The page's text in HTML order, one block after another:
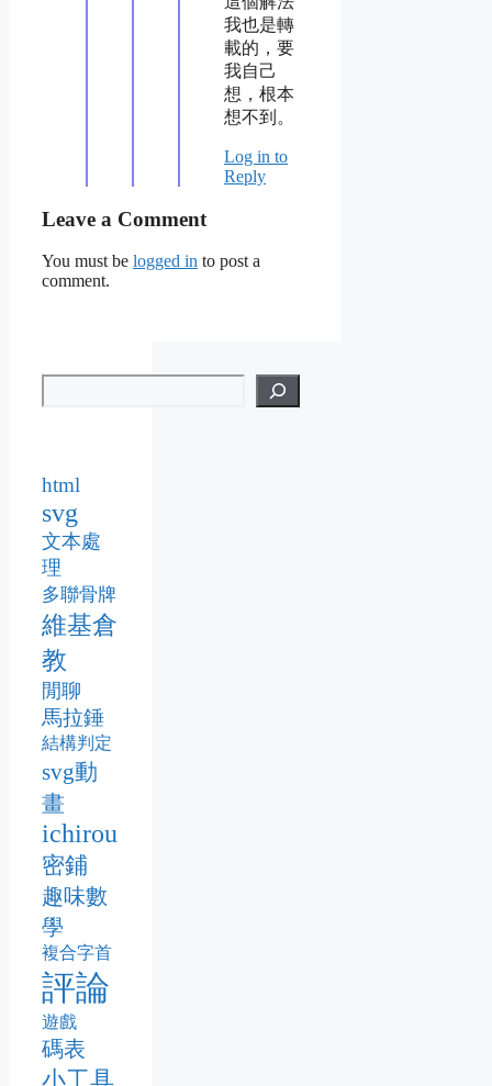
我也是轉
載的，要
我自己
想，根本
想不到。
Log in to
Reply
Leave a Comment
You must be logged in to post a
comment.
html
svg
文本處
理
多聯骨牌
維基倉
教
閒聊
馬拉錘
結構判定
svg動
畫
ichirou
密鋪
趣味數
學
複合字首
評論
遊戲
碼表